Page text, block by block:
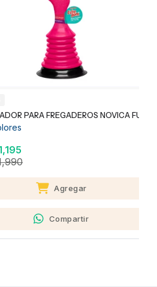
FREGADEROS NOVICA FUCSIA
Agregar
Compartir